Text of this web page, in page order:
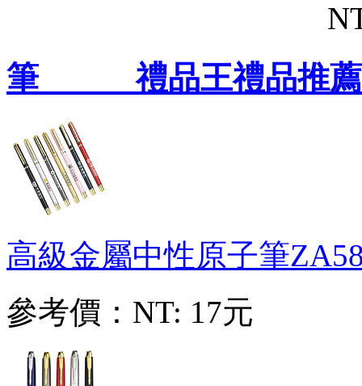
筆 禮品王禮品推薦
高級金屬中性原子筆
參考價： NT: 17元